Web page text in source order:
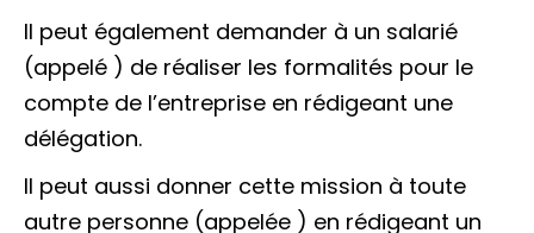
Il peut également demander à un salarié
(appelé ) de réaliser les formalités pour le
compte de l’entreprise en rédigeant une
délégation.
Il peut aussi donner cette mission à toute
autre personne (appelée ) en rédigeant un